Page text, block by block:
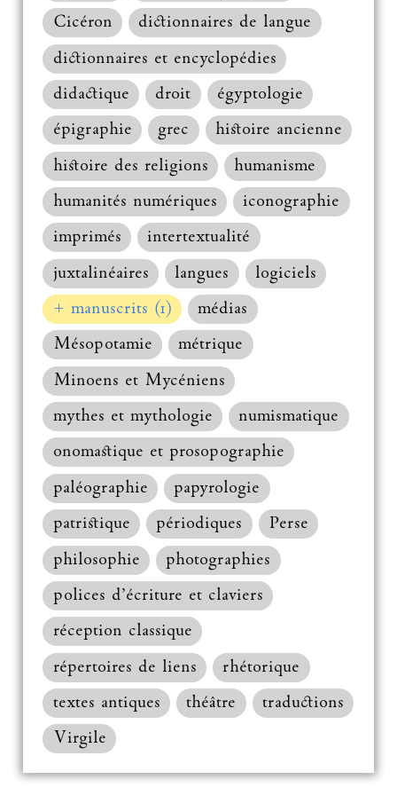
Cicéron
dictionnaires de langue
dictionnaires et encyclopédies
didactique
droit
égyptologie
épigraphie
grec
histoire ancienne
histoire des religions
humanisme
humanités numériques
iconographie
imprimés
intertextualité
juxtalinéaires
langues
logiciels
+ manuscrits (1)
médias
Mésopotamie
métrique
Minoens et Mycéniens
mythes et mythologie
numismatique
onomastique et prosopographie
paléographie
papyrologie
patristique
périodiques
Perse
philosophie
photographies
polices d’écriture et claviers
réception classique
répertoires de liens
rhétorique
textes antiques
théâtre
traductions
Virgile